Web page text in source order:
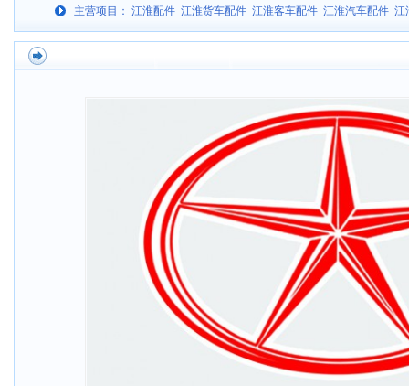
主营项目： 江淮配件 江淮货车配件 江淮客车配件 江淮汽车配件